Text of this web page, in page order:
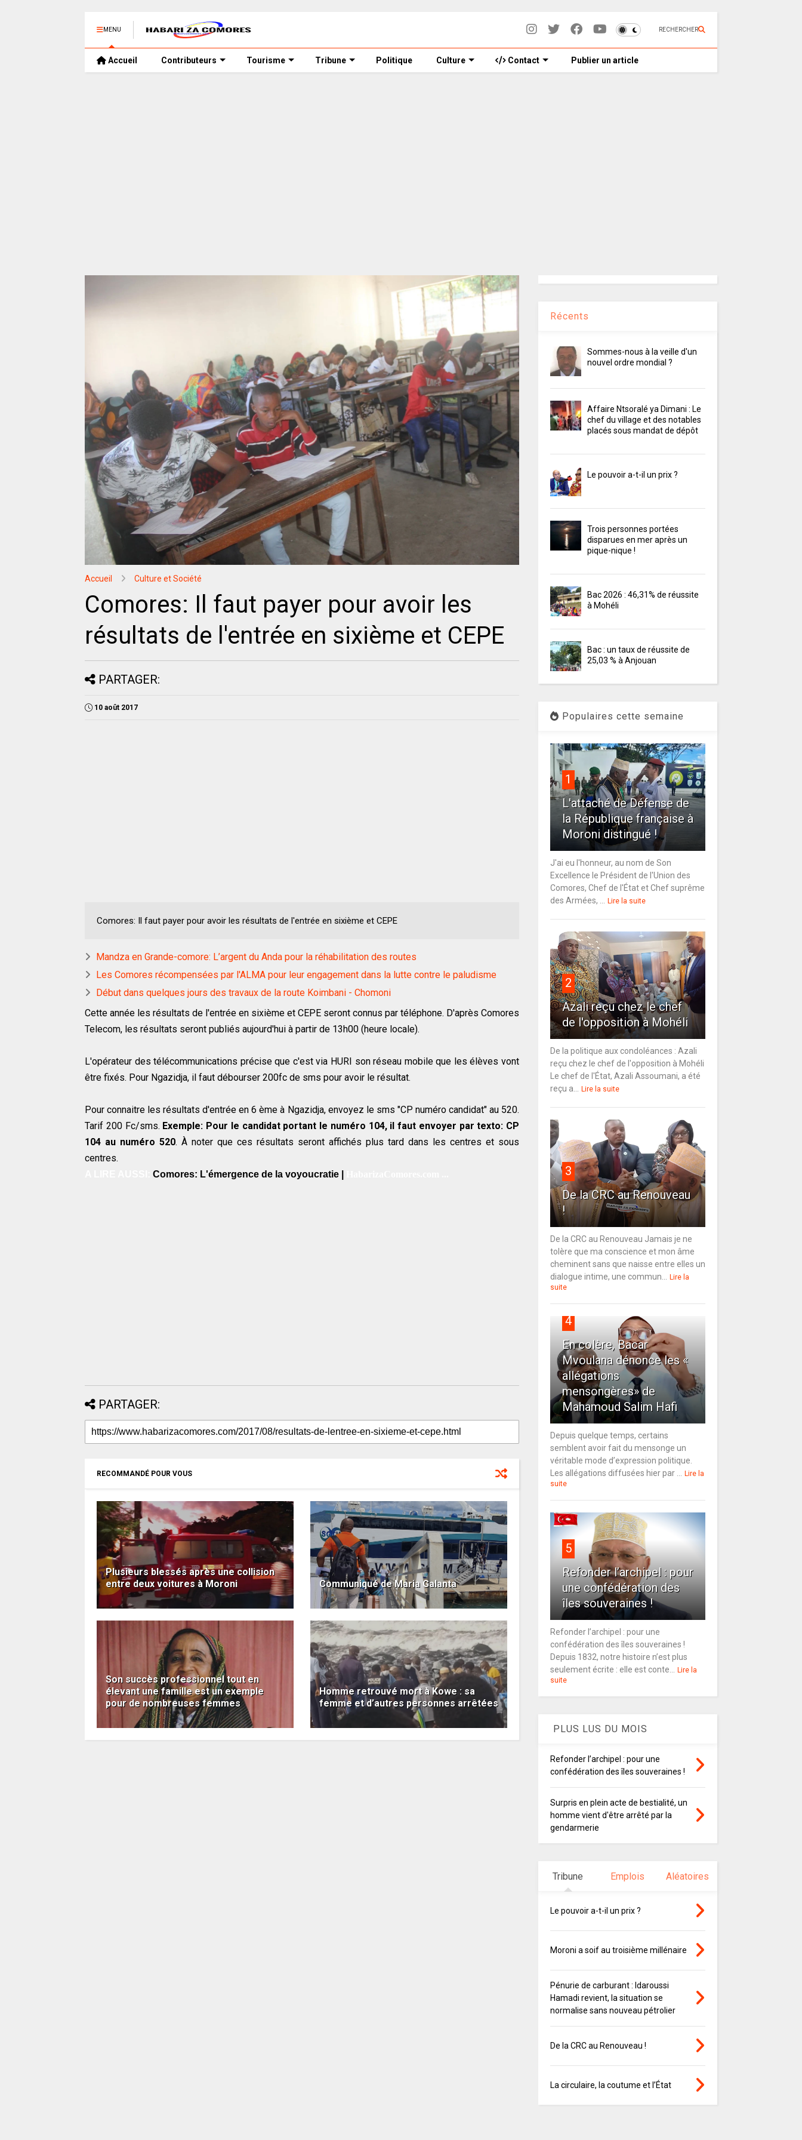
MENU RECHERCHER
Accueil Contributeurs Tourisme Tribune Politique Culture Contact Publier un article
Accueil Culture et Société
Comores: Il faut payer pour avoir les
résultats de l'entrée en sixième et CEPE
PARTAGER:
10 août 2017
Comores: Il faut payer pour avoir les résultats de l'entrée en sixième et CEPE
Mandza en Grande-comore: L’argent du Anda pour la réhabilitation des routes
Les Comores récompensées par l'ALMA pour leur engagement dans la lutte contre le paludisme
Début dans quelques jours des travaux de la route Koimbani - Chomoni
Cette année les résultats de l'entrée en sixième et CEPE seront connus par téléphone. D'après Comores
Telecom, les résultats seront publiés aujourd'hui à partir de 13h00 (heure locale).
L'opérateur des télécommunications précise que c'est via HURI son réseau mobile que les élèves vont
être fixés. Pour Ngazidja, il faut débourser 200fc de sms pour avoir le résultat.
Pour connaitre les résultats d'entrée en 6 ème à Ngazidja, envoyez le sms "CP numéro candidat" au 520.
Tarif 200 Fc/sms. Exemple: Pour le candidat portant le numéro 104, il faut envoyer par texto: CP
104 au numéro 520. À noter que ces résultats seront affichés plus tard dans les centres et sous
centres.
Comores: L'émergence de la voyoucratie |
PARTAGER:
RECOMMANDÉ POUR VOUS
Plusieurs blessés après une collision
entre deux voitures à Moroni
Communiqué de Maria Galanta
Son succès professionnel tout en
élevant une famille est un exemple
pour de nombreuses femmes
Homme retrouvé mort à Kowe : sa
femme et d’autres personnes arrêtées
Récents
Sommes-nous à la veille d'un
nouvel ordre mondial ?
Affaire Ntsoralé ya Dimani : Le
chef du village et des notables
placés sous mandat de dépôt
Le pouvoir a-t-il un prix ?
Trois personnes portées
disparues en mer après un
pique-nique !
Bac 2026 : 46,31% de réussite
à Mohéli
Bac : un taux de réussite de
25,03 % à Anjouan
Populaires cette semaine
1
L'attaché de Défense de
la République française à
Moroni distingué !
J'ai eu l'honneur, au nom de Son
Excellence le Président de l'Union des
Comores, Chef de l'État et Chef suprême
des Armées, ...
Lire la suite
2
Azali reçu chez le chef
de l'opposition à Mohéli
De la politique aux condoléances : Azali
reçu chez le chef de l'opposition à Mohéli
Le chef de l'État, Azali Assoumani, a été
reçu a...
Lire la suite
3
De la CRC au Renouveau
!
De la CRC au Renouveau Jamais je ne
tolère que ma conscience et mon âme
cheminent sans que naisse entre elles un
dialogue intime, une commun...
Lire la
suite
4
En colère, Bacar
Mvoulana dénonce les «
allégations
mensongères» de
Mahamoud Salim Hafi
Depuis quelque temps, certains
semblent avoir fait du mensonge un
véritable mode d’expression politique.
Les allégations diffusées hier par ...
Lire la
suite
5
Refonder l’archipel : pour
une confédération des
îles souveraines !
Refonder l’archipel : pour une
confédération des îles souveraines !
Depuis 1832, notre histoire n’est plus
seulement écrite : elle est conte...
Lire la
suite
PLUS LUS DU MOIS
Refonder l’archipel : pour une
confédération des îles souveraines !
Surpris en plein acte de bestialité, un
homme vient d'être arrêté par la
gendarmerie
Tribune Emplois Aléatoires
Le pouvoir a-t-il un prix ?
Moroni a soif au troisième millénaire
Pénurie de carburant : Idaroussi
Hamadi revient, la situation se
normalise sans nouveau pétrolier
De la CRC au Renouveau !
La circulaire, la coutume et l’État